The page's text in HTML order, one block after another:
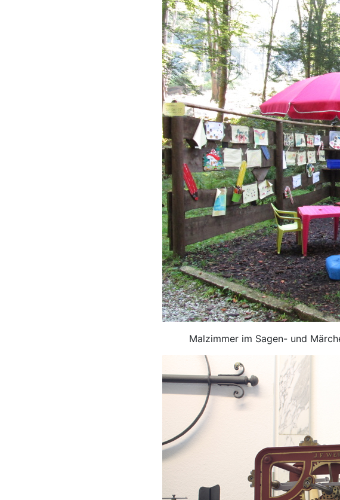
Malzimmer im Sagen- und